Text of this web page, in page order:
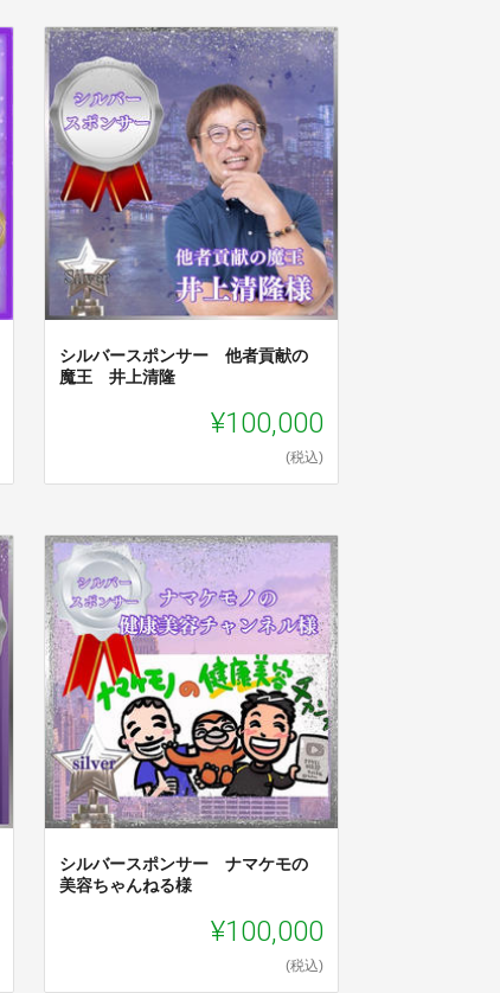
シルバースポンサー 他者貢献の
魔王 井上清隆
¥100,000
(税込)
シルバースポンサー ナマケモの
美容ちゃんねる様
¥100,000
(税込)